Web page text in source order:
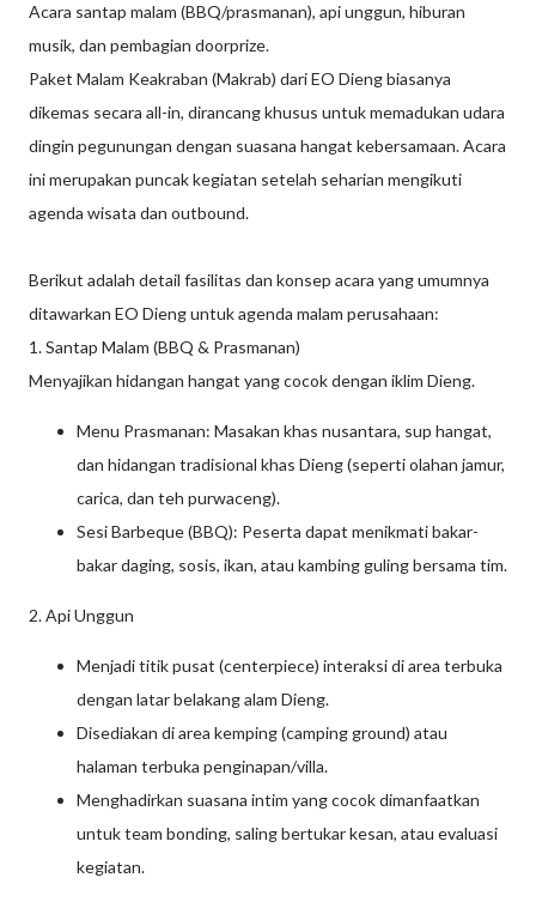
Acara santap malam (BBQ/prasmanan), api unggun, hiburan
musik, dan pembagian doorprize.
Paket Malam Keakraban (Makrab) dari EO Dieng biasanya
dikemas secara all-in, dirancang khusus untuk memadukan udara
dingin pegunungan dengan suasana hangat kebersamaan. Acara
ini merupakan puncak kegiatan setelah seharian mengikuti
agenda wisata dan outbound.
Berikut adalah detail fasilitas dan konsep acara yang umumnya
ditawarkan EO Dieng untuk agenda malam perusahaan:
1. Santap Malam (BBQ & Prasmanan)
Menyajikan hidangan hangat yang cocok dengan iklim Dieng.
Menu Prasmanan: Masakan khas nusantara, sup hangat,
dan hidangan tradisional khas Dieng (seperti olahan jamur,
carica, dan teh purwaceng).
Sesi Barbeque (BBQ): Peserta dapat menikmati bakar-
bakar daging, sosis, ikan, atau kambing guling bersama tim.
2. Api Unggun
Menjadi titik pusat (centerpiece) interaksi di area terbuka
dengan latar belakang alam Dieng.
Disediakan di area kemping (camping ground) atau
halaman terbuka penginapan/villa.
Menghadirkan suasana intim yang cocok dimanfaatkan
untuk team bonding, saling bertukar kesan, atau evaluasi
kegiatan.